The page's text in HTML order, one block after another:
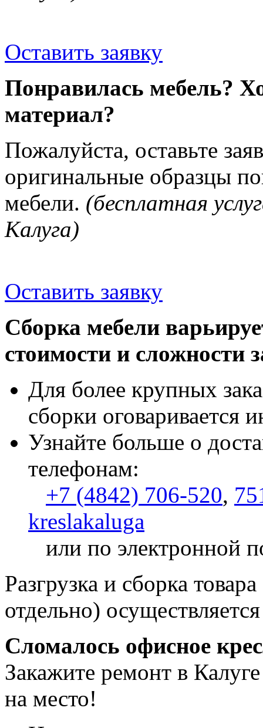
Оставить заявку
Понравилась мебель?
материал?
Пожалуйста, оставьте
оригинальные образцы
мебели. (бесплатная
Калуга)
Оставить заявку
Сборка мебели
стоимости и сложности
Для более крупных
сборки оговаривается
Узнайте больше о
телефонам:
+7 (4842) 706-520,
kreslakaluga
или по электронной
Разгрузка и сборка
отдельно)
Сломалось офисное
Закажите ремонт в
на место!